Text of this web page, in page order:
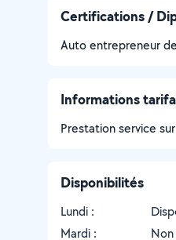
Certifications /
Auto entrepreneur
Informations
Prestation service
Disponibilités
Lundi :
Mardi :